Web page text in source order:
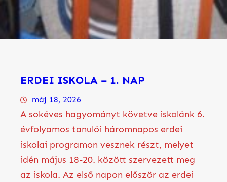
ERDEI ISKOLA – 1. NAP
máj 18, 2026
A sokéves hagyományt követve iskolánk 6.
évfolyamos tanulói háromnapos erdei
iskolai programon vesznek részt, melyet
idén május 18-20. között szervezett meg
az iskola. Az első napon először az erdei